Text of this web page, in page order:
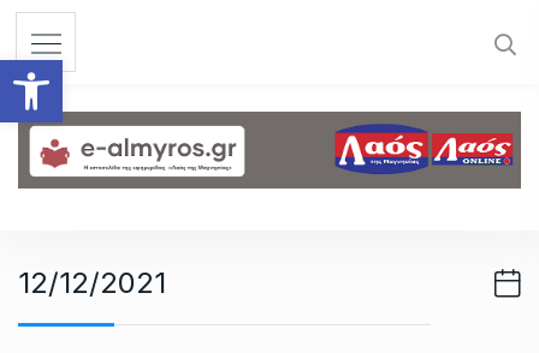
Ανοίξτε τη γραμμή
12/12/2021